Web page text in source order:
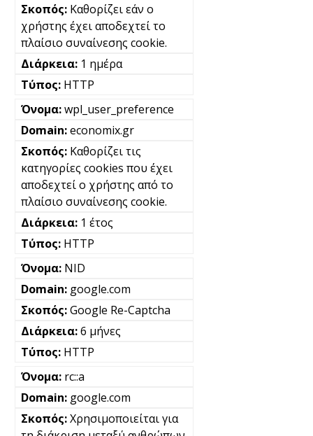
Καθορίζει εάν ο
χρήστης έχει αποδεχτεί το
πλαίσιο συναίνεσης cookie.
1 ημέρα
HTTP
wpl_user_preference
economix.gr
Καθορίζει τις
κατηγορίες cookies που έχει
αποδεχτεί ο χρήστης από το
πλαίσιο συναίνεσης cookie.
1 έτος
HTTP
NID
google.com
Google Re-Captcha
6 μήνες
HTTP
rc::a
google.com
Χρησιμοποιείται για